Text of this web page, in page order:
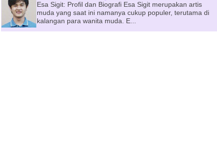
Esa Sigit: Profil dan Biografi Esa Sigit merupakan artis
muda yang saat ini namanya cukup populer, terutama di
kalangan para wanita muda. E...